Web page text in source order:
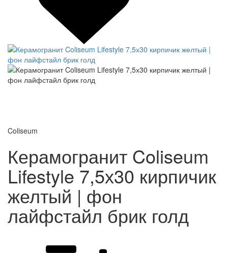
Coliseum
Керамогранит Coliseum
Lifestyle 7,5х30 кирпичик
желтый | фон
лайфстайл брик голд